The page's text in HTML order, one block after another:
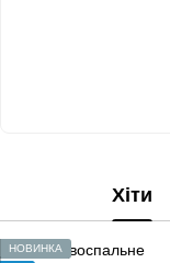
Хіти
НОВИНКА